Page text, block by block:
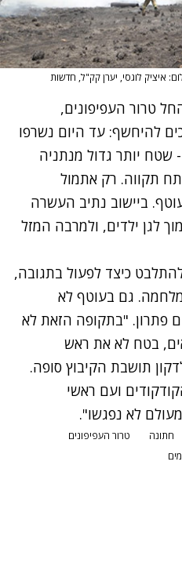
איציק לוגסי, יערן קק"ל, חדשות
טרור העפיפונים,
להיחשף: עד היום נשרפו
- שטח יותר גדול מנתניה
תקווה. רק אתמול
שריפות בעוטף. ביישוב נתיב העשרה
לגן ילדים, ולמרבה המזל
כיצד לפעול בתגובה,
גם בעוטף לא
פתרון. "בתקופה הזאת לא
בטח לא את ראש
תושבת הקיבוץ סופה.
ועם ראשי
לא נפגשו".
חתונה
טרור העפיפונים